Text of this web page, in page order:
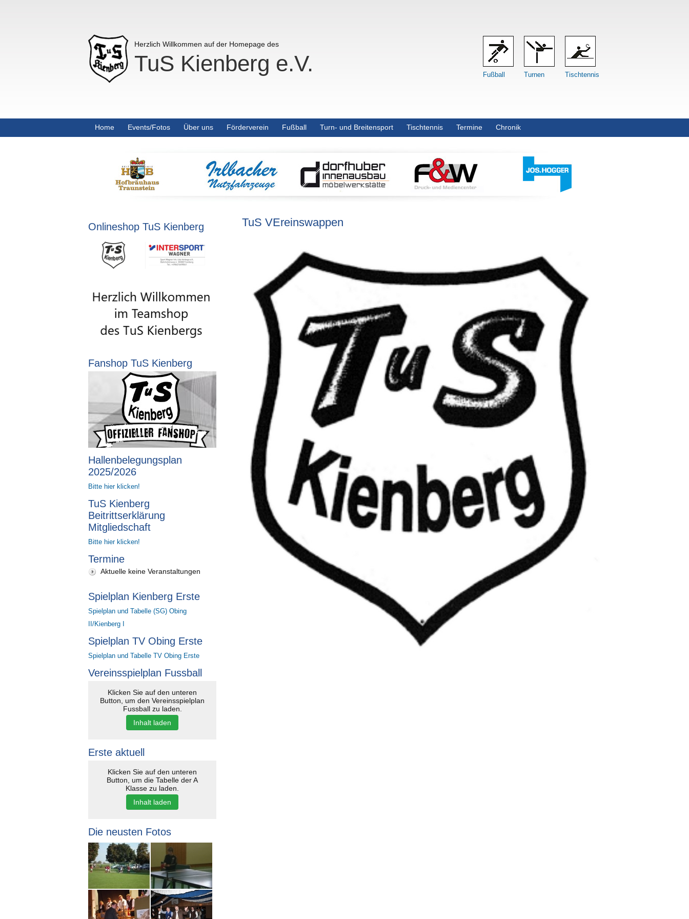
Herzlich Willkommen auf der Homepage des
TuS Kienberg e.V. Fußball Turnen Tischtennis
Home Events/Fotos Über uns Förderverein Fußball Turn- und Breitensport Tischtennis Termine Chronik
Onlineshop TuS Kienberg
Fanshop TuS Kienberg
Hallenbelegungsplan
2025/2026
Bitte hier klicken!
TuS Kienberg
Beitrittserklärung
Mitgliedschaft
Bitte hier klicken!
Termine
Aktuelle keine Veranstaltungen
Spielplan Kienberg Erste
Spielplan und Tabelle (SG) Obing
II/Kienberg I
Spielplan TV Obing Erste
Spielplan und Tabelle TV Obing Erste
Vereinsspielplan Fussball
Klicken Sie auf den unteren
Button, um den Vereinsspielplan
Fussball zu laden.
Inhalt laden
Erste aktuell
Klicken Sie auf den unteren
Button, um die Tabelle der A
Klasse zu laden.
Inhalt laden
Die neusten Fotos
TuS VEreinswappen